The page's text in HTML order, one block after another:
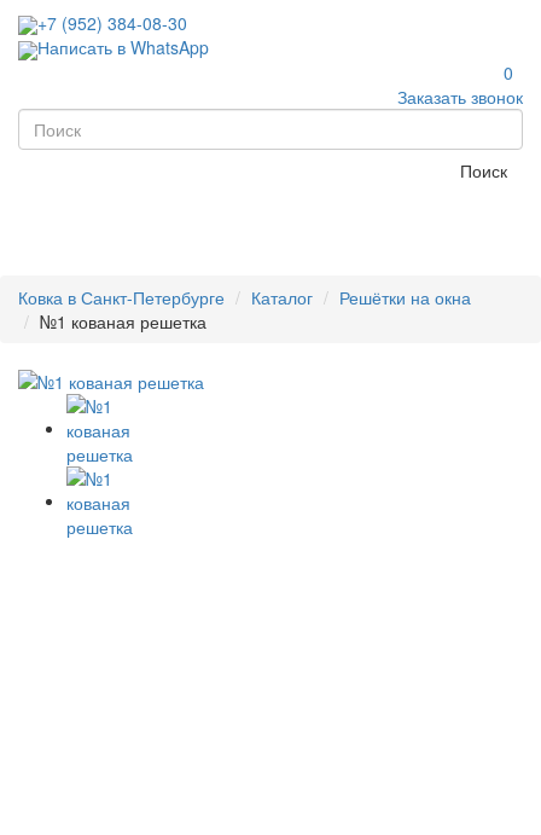
+7 (952) 384-08-30
Написать в WhatsApp
0
Заказать звонок
Поиск
Ковка в Санкт-Петербурге Каталог
Решётки на окна
№1 кованая решетка